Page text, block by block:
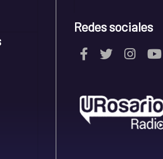
Redes sociales